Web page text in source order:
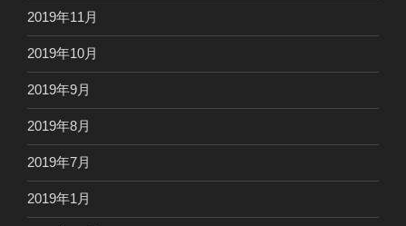
2019年11月
2019年10月
2019年9月
2019年8月
2019年7月
2019年1月